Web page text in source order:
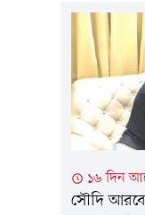
নয়জন এবং
আগস্ট) পৃথক
সিলেট
মুখোমুখি
দাঁড়িয়েছে।
১৬ দিন
সৌদি